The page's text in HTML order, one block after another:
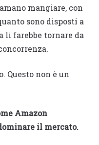
mangiare, con
sono disposti a
li farebbe tornare da
Questo non è un
Amazon
il mercato.